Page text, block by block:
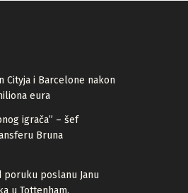
Cityja i Barcelone nakon
eura
igrača” – šef
Bruna
poslanu Janu
u Tottenham.